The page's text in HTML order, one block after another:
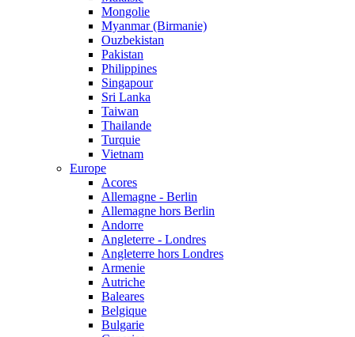
Mongolie
Myanmar (Birmanie)
Ouzbekistan
Pakistan
Philippines
Singapour
Sri Lanka
Taiwan
Thailande
Turquie
Vietnam
Europe
Acores
Allemagne - Berlin
Allemagne hors Berlin
Andorre
Angleterre - Londres
Angleterre hors Londres
Armenie
Autriche
Baleares
Belgique
Bulgarie